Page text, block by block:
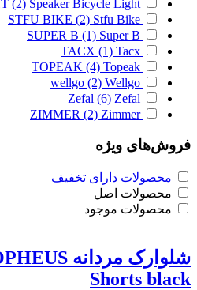
(2) Speaker Bicycle Light
STFU BIKE (2) Stfu Bike
SUPER B (1) Super B
TACX (1) Tacx
TOPEAK (4) Topeak
wellgo (2) Wellgo
Zefal (6) Zefal
ZIMMER (2) Zimmer
فروش‌های ویژه
محصولات دارای تخفیف
محصولات اصل
محصولات موجود
Shorts black